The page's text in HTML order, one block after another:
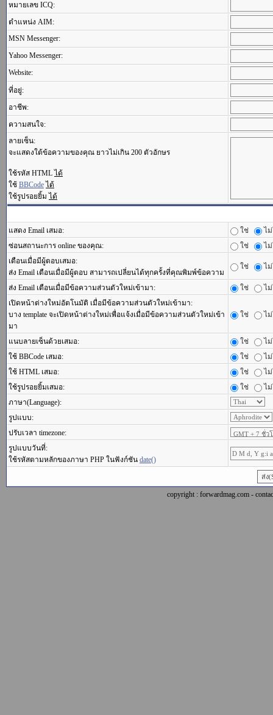
หมายเลข ICQ:
ตำแหน่ง AIM:
MSN Messenger:
Yahoo Messenger:
Website:
ที่อยู่:
อาชีพ:
ความสนใจ:
ลายเซ็น:
จะแสดงใต้ข้อความของคุณ ยาวไม่เกิน 200 ตัวอักษร
ใช้รหัส HTML ได้
ใช้ BBCode ได้
ใช้รูปรอยยิ้ม ได้
แสดง Email เสมอ: ใช่
ไ
ซ่อนสถานะการ online ของคุณ:
ใช่
ไ
เตือนเมื่อมีผู้ตอบเสมอ:
ส่ง Email เตือนเมื่อมีผู้ตอบ สามารถเปลี่ยนได้ทุกครั้งที่คุณพิมพ์ข้อความ
ใช่ ไ
ส่ง Email เตือนเมื่อมีข้อความส่วนตัวใหม่เข้ามา: ใช่
ไ
เปิดหน้าต่างใหม่อัตโนมัติ เมื่อมีข้อความส่วนตัวใหม่เข้ามา:
บาง template จะเปิดหน้าต่างใหม่เพื่อแจ้งเมื่อมีข้อความส่วนตัวใหม่เข้า
มา
ใช่ ไ
แนบลายเซ็นด้วยเสมอ: ใช่
ไ
ใช้ BBCode เสมอ:
ใช่
ไ
ใช้ HTML เสมอ:
ใช่
ไ
ใช้รูปรอยยิ้มเสมอ:
ใช่
ไ
ภาษา(Language):
รูปแบบ:
ปรับเวลา timezone:
รูปแบบวันที่:
ใช้รหัสตามหลักของภาษา PHP ในฟังก์ชัน date()
copyright : forwardmag.com -